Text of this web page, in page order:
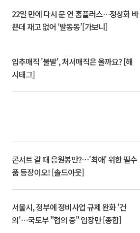
22일 만에 다시 문 연 홈플러스…정상화 바
쁜데 재고 없어 ‘발동동’[가보니]
입추매직 '불발', 처서매직은 올까요? [해
시태그]
콘서트 갈 때 응원봉만?⋯'최애' 위한 필수
품 등장이오! [솔드아웃]
서울시, 정부에 정비사업 규제 완화 '건
의'⋯국토부 "협의 중" 입장만 [종합]